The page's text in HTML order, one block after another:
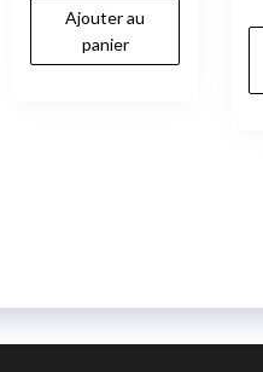
Ajouter au
panier